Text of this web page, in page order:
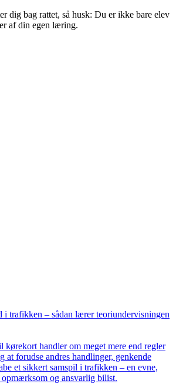
dig bag rattet, så husk: Du er ikke bare elev
af din egen læring.
i trafikken – sådan lærer teoriundervisningen
kørekort handler om meget mere end regler
forudse andres handlinger, genkende
et sikkert samspil i trafikken – en evne,
og ansvarlig bilist.